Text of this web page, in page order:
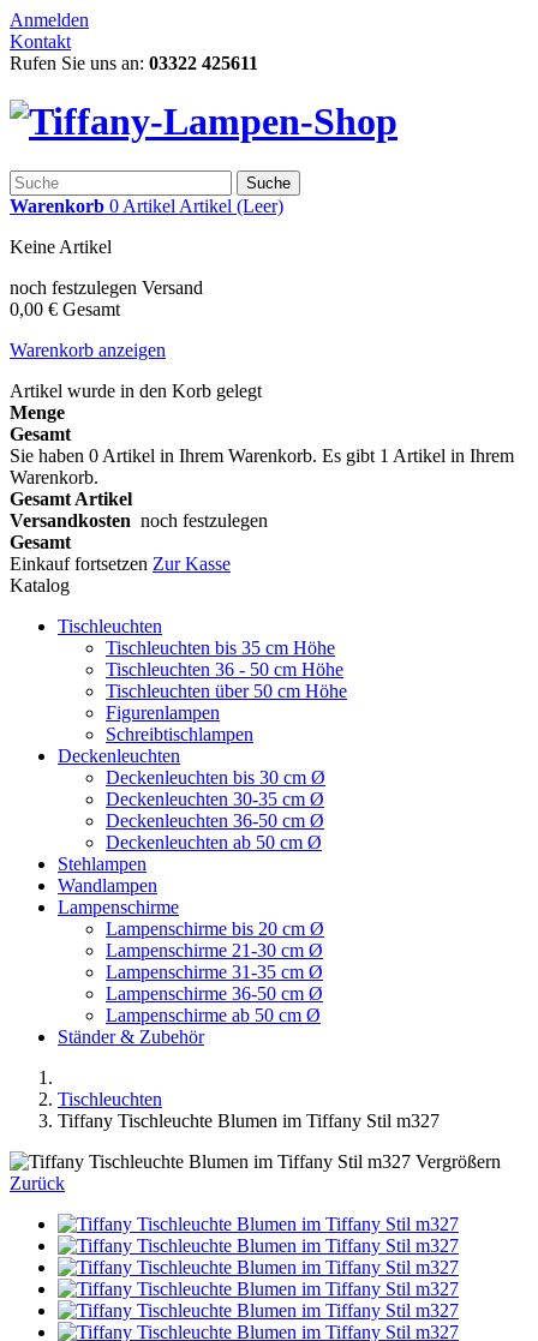
Anmelden
Kontakt
Rufen Sie uns an: 03322 425611
Suche
Warenkorb 0 Artikel Artikel (Leer)
Keine Artikel
noch festzulegen Versand
0,00 € Gesamt
Warenkorb anzeigen
Artikel wurde in den Korb gelegt
Menge
Gesamt
Sie haben 0 Artikel in Ihrem Warenkorb. Es gibt 1 Artikel in Ihrem
Warenkorb.
Gesamt Artikel
Versandkosten noch festzulegen
Gesamt
Einkauf fortsetzen Zur Kasse
Katalog
Tischleuchten
Tischleuchten bis 35 cm Höhe
Tischleuchten 36 - 50 cm Höhe
Tischleuchten über 50 cm Höhe
Figurenlampen
Schreibtischlampen
Deckenleuchten
Deckenleuchten bis 30 cm Ø
Deckenleuchten 30-35 cm Ø
Deckenleuchten 36-50 cm Ø
Deckenleuchten ab 50 cm Ø
Stehlampen
Wandlampen
Lampenschirme
Lampenschirme bis 20 cm Ø
Lampenschirme 21-30 cm Ø
Lampenschirme 31-35 cm Ø
Lampenschirme 36-50 cm Ø
Lampenschirme ab 50 cm Ø
Ständer & Zubehör
Tischleuchten
Tiffany Tischleuchte Blumen im Tiffany Stil m327
Vergrößern
Zurück